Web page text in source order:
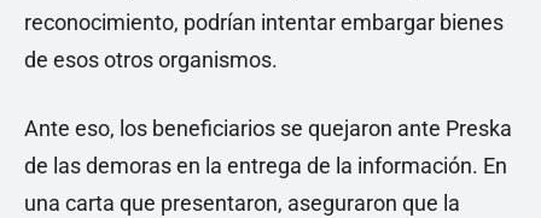
reconocimiento, podrían intentar embargar bienes
de esos otros organismos.
Ante eso, los beneficiarios se quejaron ante Preska
de las demoras en la entrega de la información. En
una carta que presentaron, aseguraron que la